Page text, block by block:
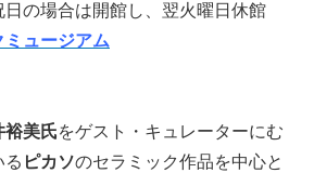
の場合は開館し、翌火曜日休館
ミュージアム
裕美氏をゲスト・キュレーターにむ
る ピカソのセラミック作品を中心と